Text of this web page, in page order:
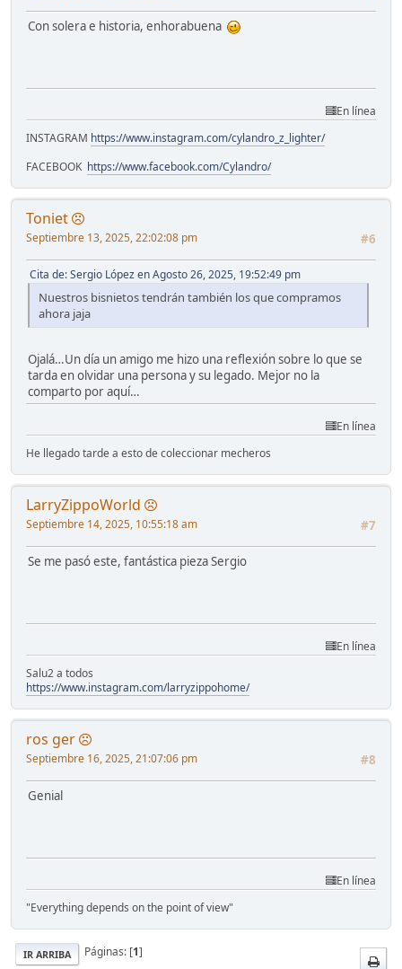
Con solera e historia, enhorabuena
En línea
INSTAGRAM https://www.instagram.com/cylandro_z_lighter/
FACEBOOK https://www.facebook.com/Cylandro/
Toniet
#6
Septiembre 13, 2025, 22:02:08 pm
Cita de: Sergio López en Agosto 26, 2025, 19:52:49 pm
Nuestros bisnietos tendrán también los que compramos
ahora jaja
Ojalá…Un día un amigo me hizo una reflexión sobre lo que se
tarda en olvidar una persona y su legado. Mejor no la
comparto por aquí…
En línea
He llegado tarde a esto de coleccionar mecheros
LarryZippoWorld
#7
Septiembre 14, 2025, 10:55:18 am
Se me pasó este, fantástica pieza Sergio
En línea
Salu2 a todos
https://www.instagram.com/larryzippohome/
ros ger
#8
Septiembre 16, 2025, 21:07:06 pm
Genial
En línea
"Everything depends on the point of view"
IR ARRIBA Páginas: [1]